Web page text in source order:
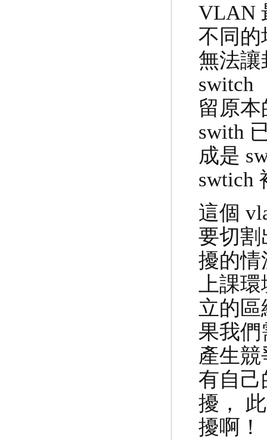
VLAN
不同的
無法讓
switch
留原
swith
成是
swtich
這個
要切割
擾的情
上課環
立的
果我們
產生
有自己
擾，
擾啊！